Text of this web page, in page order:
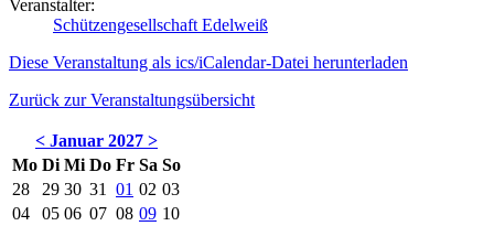
Veranstalter:
Schützengesellschaft Edelweiß
Diese Veranstaltung als ics/iCalendar-Datei herunterladen
Zurück zur Veranstaltungsübersicht
< Januar 2027 >
Mo Di Mi Do Fr Sa So
28
29 30 31 01 02 03
04
05 06 07 08 09 10